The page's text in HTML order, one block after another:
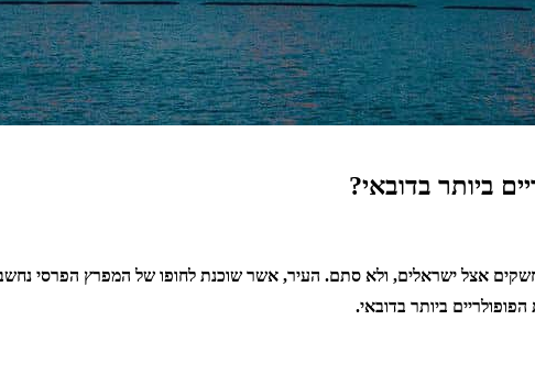
ביותר בדובאי?
אצל ישראלים, ולא סתם. העיר, אשר שוכנת לחופו של המפרץ הפרסי
ביותר בדובאי.